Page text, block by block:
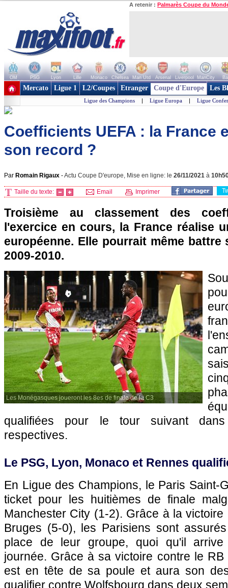
A retenir : Palmarès Coupe du
OM PSG Lyon Lille Monaco Chelsea Man Utd Arsenal Liverpool ManCity
+ de clubs
Mercato Ligue 1 L2/Coupes Etranger Coupe d'Europe Les
Ligue des Champions | Ligue Europa | Ligue
Coefficients UEFA : la France
son record ?
Par Romain Rigaux -Actu Coupe D'europe, Mise en ligne: le 26/11/2021 à
Taille du texte: Email Imprimer
Troisième au classement des
l'exercice en cours, la France réalise
européenne. Elle pourrait même
2009-2010.
Les Monégasques joueront les 8es de finale de la C3
qualifiées pour le tour suivant dans
respectives.
Le PSG, Lyon, Monaco et Rennes
En Ligue des Champions, le Paris Saint-
ticket pour les huitièmes de finale
Manchester City (1-2). Grâce à la
Bruges (5-0), les Parisiens sont
place de leur groupe, quoi qu'il
journée. Grâce à sa victoire contre le
est en tête de sa poule et aura son
qualifier contre Wolfsbourg dans deux